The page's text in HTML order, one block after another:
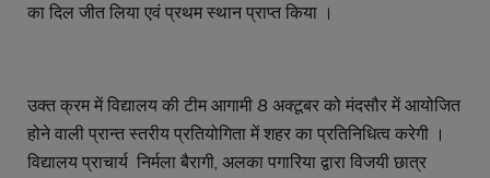
का दिल जीत लिया एवं प्रथम स्थान प्राप्त किया ।
उक्त क्रम में विद्यालय की टीम आगामी 8 अक्टूबर को मंदसौर में आयोजित
होने वाली प्रान्त स्तरीय प्रतियोगिता में शहर का प्रतिनिधित्व करेगी ।
विद्यालय प्राचार्य निर्मला बैरागी, अलका पगारिया द्वारा विजयी छात्र